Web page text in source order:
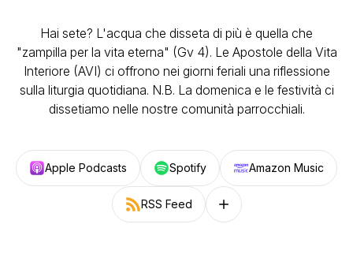
Hai sete? L'acqua che disseta di più è quella che
"zampilla per la vita eterna" (Gv 4). Le Apostole della Vita
Interiore (AVI) ci offrono nei giorni feriali una riflessione
sulla liturgia quotidiana. N.B. La domenica e le festività ci
dissetiamo nelle nostre comunità parrocchiali.
Apple Podcasts Spotify Amazon Music
RSS Feed Follow on other platforms